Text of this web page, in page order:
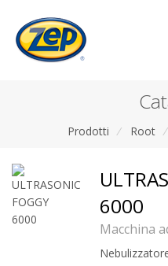
Prodotti / Root /
6000
Macchina